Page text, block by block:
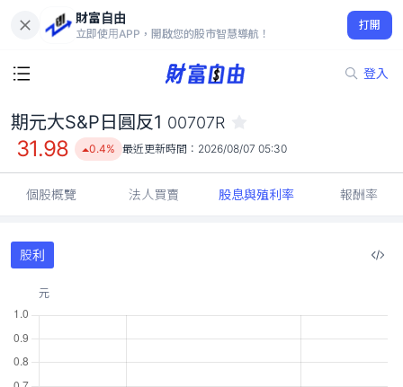
財富自由
立即使用APP，開啟您的股市智慧導航！
打開
登入
期元大S&P日圓反1 00707R
31.98
0.4%
期元大S&P日圓反1 00707R
31.98 0.4% 最近更新時間： 2026/08/07 05:30
個股概覽 法人買賣 股息與殖利率 報酬率
股利